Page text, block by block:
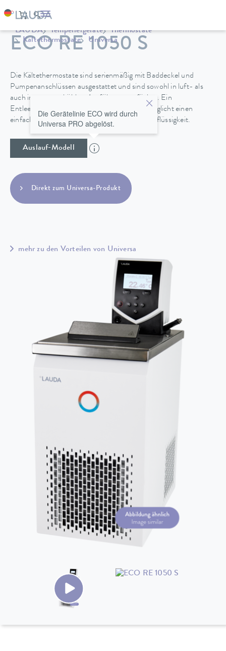
LAUDA Temperiergeräte
Thermostate
Kältethermostate
Universa
ECO RE 1050 S
Die Kältethermostate sind serienmäßig mit Baddeckel und
Pumpenanschlüssen ausgestattet und sind sowohl in luft- als
auch in wassergekühlter Ausführung verfügbar. Ein
Entleerungshahn an der Geräterückseite ermöglicht einen
einfachen und sicheren Wechsel der Temperierflüssigkeit.
Auslauf-Modell
Die Gerätelinie ECO wird durch
Universa PRO abgelöst.
Direkt zum Universa-Produkt
mehr zu den Vorteilen von Universa